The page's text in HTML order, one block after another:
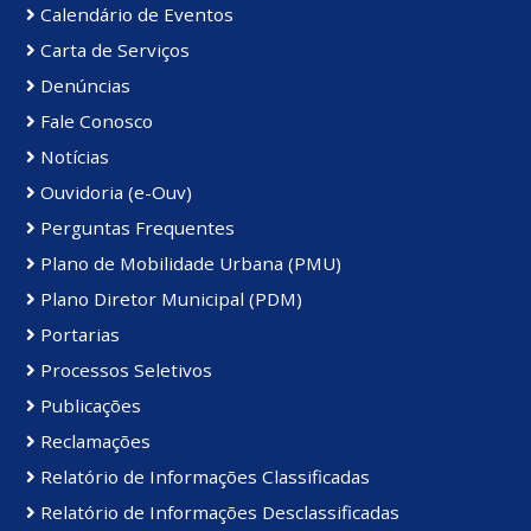
Calendário de Eventos
Carta de Serviços
Denúncias
Fale Conosco
Notícias
Ouvidoria (e-Ouv)
Perguntas Frequentes
Plano de Mobilidade Urbana (PMU)
Plano Diretor Municipal (PDM)
Portarias
Processos Seletivos
Publicações
Reclamações
Relatório de Informações Classificadas
Relatório de Informações Desclassificadas